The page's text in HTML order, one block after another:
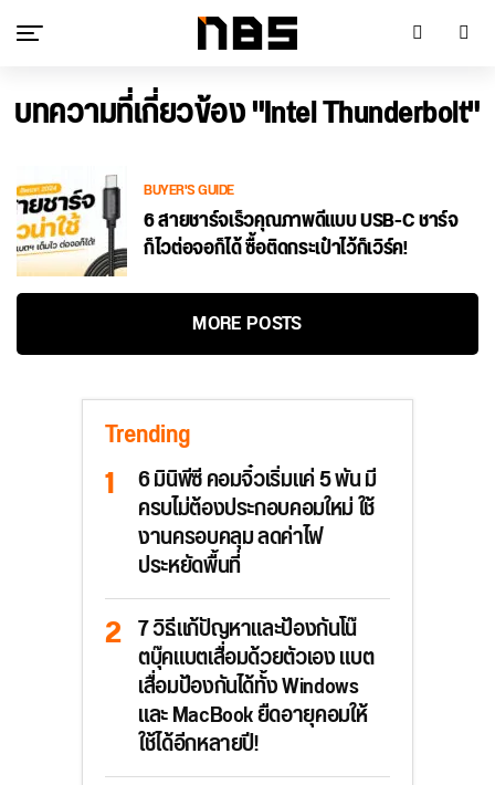
บทความที่เกี่ยวข้อง "Intel Thunderbolt"
BUYER'S GUIDE
6 สายชาร์จเร็วคุณภาพดีแบบ USB-C ชาร์จ
ก็ไวต่อจอก็ได้ ซื้อติดกระเป๋าไว้ก็เวิร์ค!
MORE POSTS
Trending
6 มินิพีซี คอมจิ๋วเริ่มแค่ 5 พัน มี
ครบไม่ต้องประกอบคอมใหม่ ใช้
งานครอบคลุม ลดค่าไฟ
ประหยัดพื้นที่
7 วิธีแก้ปัญหาและป้องกันโน๊
ตบุ๊คแบตเสื่อมด้วยตัวเอง แบต
เสื่อมป้องกันได้ทั้ง Windows
และ MacBook ยืดอายุคอมให้
ใช้ได้อีกหลายปี!